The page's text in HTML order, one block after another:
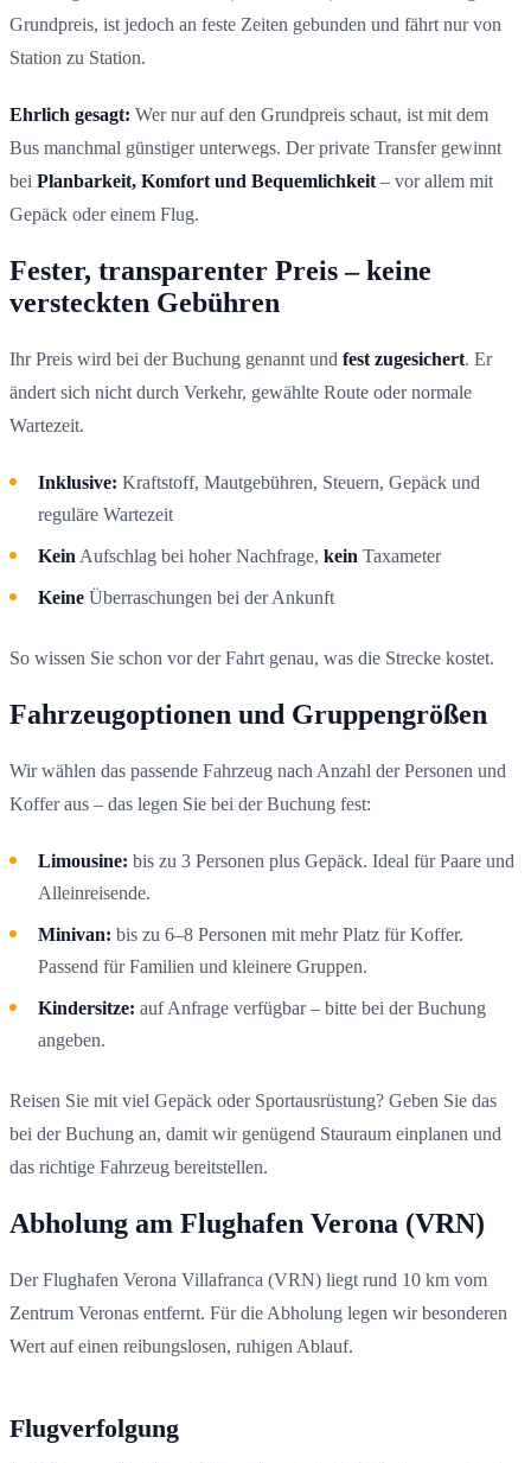
Grundpreis, ist jedoch an feste Zeiten gebunden und fährt nur von
Station zu Station.
Ehrlich gesagt: Wer nur auf den Grundpreis schaut, ist mit dem
Bus manchmal günstiger unterwegs. Der private Transfer gewinnt
bei Planbarkeit, Komfort und Bequemlichkeit – vor allem mit
Gepäck oder einem Flug.
Fester, transparenter Preis – keine
versteckten Gebühren
Ihr Preis wird bei der Buchung genannt und fest zugesichert. Er
ändert sich nicht durch Verkehr, gewählte Route oder normale
Wartezeit.
Inklusive: Kraftstoff, Mautgebühren, Steuern, Gepäck und
reguläre Wartezeit
Kein Aufschlag bei hoher Nachfrage, kein Taxameter
Keine Überraschungen bei der Ankunft
So wissen Sie schon vor der Fahrt genau, was die Strecke kostet.
Fahrzeugoptionen und Gruppengrößen
Wir wählen das passende Fahrzeug nach Anzahl der Personen und
Koffer aus – das legen Sie bei der Buchung fest:
Limousine: bis zu 3 Personen plus Gepäck. Ideal für Paare und
Alleinreisende.
Minivan: bis zu 6–8 Personen mit mehr Platz für Koffer.
Passend für Familien und kleinere Gruppen.
Kindersitze: auf Anfrage verfügbar – bitte bei der Buchung
angeben.
Reisen Sie mit viel Gepäck oder Sportausrüstung? Geben Sie das
bei der Buchung an, damit wir genügend Stauraum einplanen und
das richtige Fahrzeug bereitstellen.
Abholung am Flughafen Verona (VRN)
Der Flughafen Verona Villafranca (VRN) liegt rund 10 km vom
Zentrum Veronas entfernt. Für die Abholung legen wir besonderen
Wert auf einen reibungslosen, ruhigen Ablauf.
Flugverfolgung